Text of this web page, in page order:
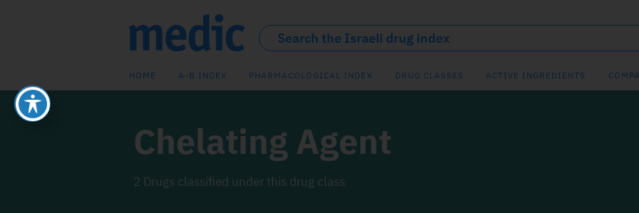
HOME A-B INDEX PHARMACOLOGICAL INDEX DRUG CLASSES ACTIVE INGREDIENTS
Chelating Agent
2 Drugs classified under this drug class